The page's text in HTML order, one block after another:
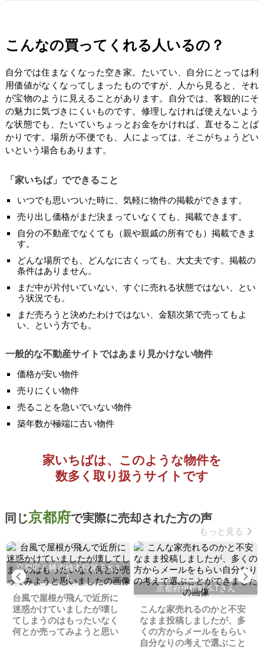
こんなの買ってくれる人いるの？
自分では住まなくなった空き家。たいてい、自分にとっては利
用価値がなくなってしまったものですが、人から見ると、それ
が宝物のように見えることがあります。自分では、客観的にそ
の魅力に気づきにくいものです。修理しなければ使えないよう
な状態でも、たいていちょっとお金をかければ、直せることば
かりです。場所が不便でも、人によっては、そこがちょうどい
いという場合もあります。
「家いちば」でできること
いつでも思いついた時に、気軽に物件の掲載ができます。
売り出し価格がまだ決まっていなくても、掲載できます。
自分の不動産でなくても（親や親戚の所有でも）掲載できま
す。
どんな場所でも、どんなに古くっても、大丈夫です。掲載の
条件はありません。
まだ中が片付いていない、すぐに売れる状態ではない、とい
う状況でも。
まだ売ろうと決めたわけではない、金額次第で売ってもよ
い、という方でも。
一般的な不動産サイトではあまり見かけない物件
価格が安い物件
売りにくい物件
売ることを急いでいない物件
築年数が極端に古い物件
家いちばは、このような物件を
数多く取り扱うサイトです
同じ京都府で実際に売却された方の声
もっと見る
Previous
京都府八幡市橋本狩尾 E.Kさ
ん
台風で屋根が飛んで近所に
迷惑かけていましたが壊し
てしまうのはもったいなく
何とか売ってみようと思い
京都府伊根町 S.Tさん
こんな家売れるのかと不安
なまま投稿しましたが、多
くの方からメールをもらい
自分なりの考えで選ぶこと